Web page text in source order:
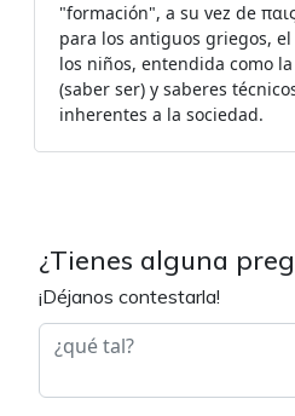
"formación", a su vez de
para los antiguos griegos,
los niños, entendida como
(saber ser) y saberes
inherentes a la sociedad.
¿Tienes alguna
¡Déjanos contestarla!